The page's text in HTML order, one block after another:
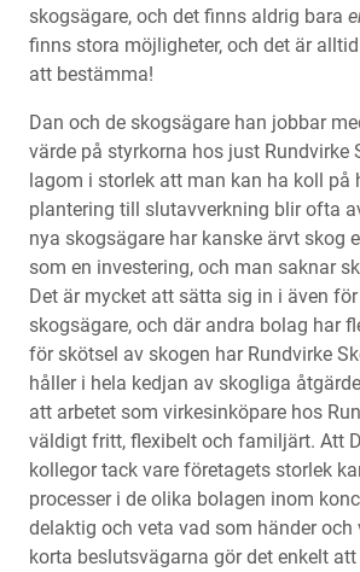
skogsägare, och det finns aldrig bara
finns stora möjligheter, och det är
att bestämma!
Dan och de skogsägare han jobbar
värde på styrkorna hos just Rundvirke
lagom i storlek att man kan ha koll på
plantering till slutavverkning blir ofta
nya skogsägare har kanske ärvt skog
som en investering, och man saknar
Det är mycket att sätta sig in i även
skogsägare, och där andra bolag har
för skötsel av skogen har Rundvirke
håller i hela kedjan av skogliga
att arbetet som virkesinköpare hos
väldigt fritt, flexibelt och familjärt. Att
kollegor tack vare företagets storlek
processer i de olika bolagen inom
delaktig och veta vad som händer och
korta beslutsvägarna gör det enkelt